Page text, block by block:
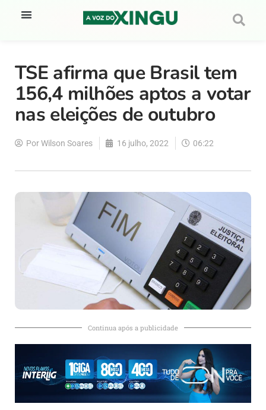
TSE afirma que Brasil tem
156,4 milhões aptos a votar
nas eleições de outubro
PorWilson Soares 16 julho, 2022 06:22
Continua após a publicidade